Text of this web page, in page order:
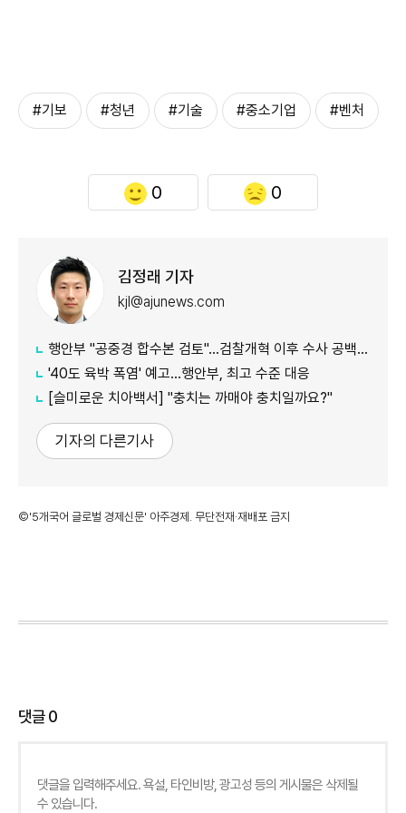
#기보 #청년 #기술 #중소기업 #벤처
0 0
김정래 기자
kjl@ajunews.com
행안부 "공중경 합수본 검토"…검찰개혁 이후 수사 공백 대응 나서
'40도 육박 폭염' 예고…행안부, 최고 수준 대응
[슬미로운 치아백서] "충치는 까매야 충치일까요?"
기자의 다른기사
©'5개국어 글로벌 경제신문' 아주경제. 무단전재·재배포 금지
댓글0